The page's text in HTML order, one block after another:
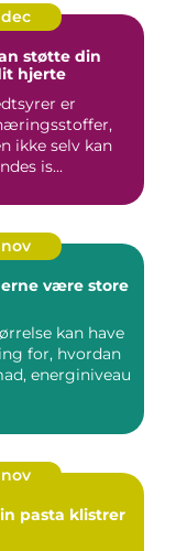
dec
støtte din
hjerte
er
ikke selv kan
is...
nov
være store
kan have
for, hvordan
energiniveau
nov
pasta klistrer